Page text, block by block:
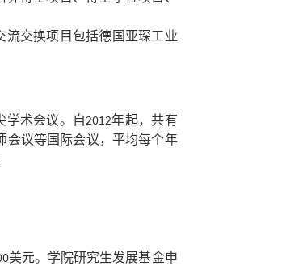
流交换项目包括德国亚琛工业
学术会议。自2012年起，共有
会议等国际会议，平均每个年
美元。学院研究生发展基金申